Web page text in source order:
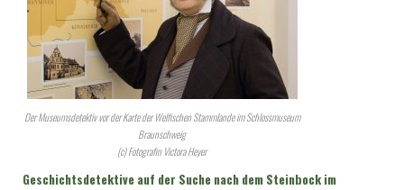
Der Museumsdetektiv vor der Karte der Welfischen Stammlande im Schlossmuseum
Braunschweig
(c) Fotografin Victora Heyer
Geschichtsdetektive auf der Suche nach dem Steinbock im